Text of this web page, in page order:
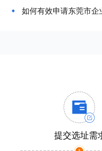
如何有效申请东莞市企
提交选址需